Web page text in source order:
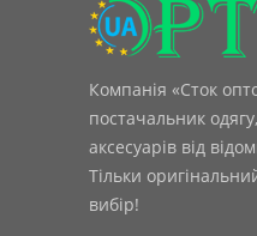
Компанія «Сток
постачальник
аксесуарів від
Тільки
вибір!